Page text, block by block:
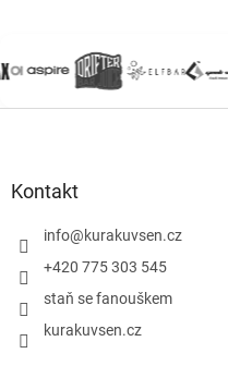
Kontakt
info@kurakuvsen.cz
+420 775 303 545
staň se fanouškem
kurakuvsen.cz